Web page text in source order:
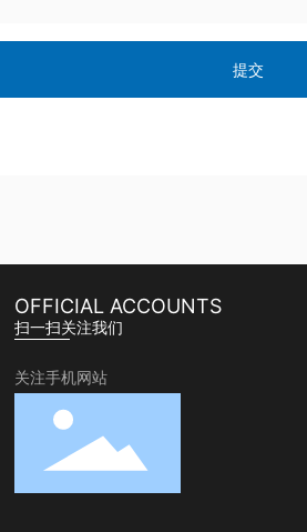
提交
OFFICIAL ACCOUNTS
扫一扫关注我们
关注手机网站